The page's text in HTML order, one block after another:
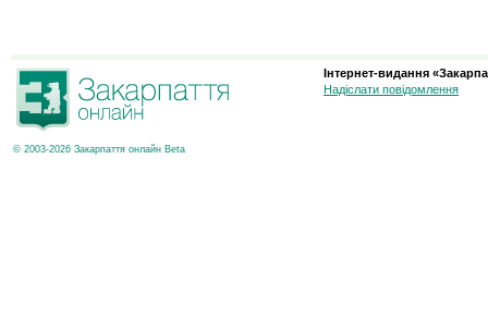
© 2003-2026 Закарпаття онлайн Beta
Інтернет-видання
Надіслати повідомлення